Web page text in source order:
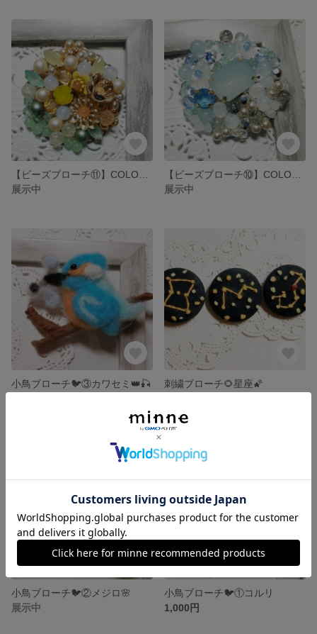
展示中
展示中
小鳥ブローチ🐦③カワセミ👑🎣
刺繍ブローチ🌻星座🌠
小鳥ブローチ🐦②メジロ🌸
展示中
小鳥ブローチ🐦①コルリ
1,000円